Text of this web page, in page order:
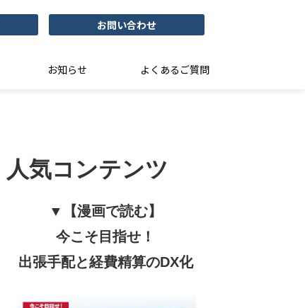
お問い合わせ
お知らせ よくあるご質問
人気コンテンツ
▼【漫画で読む】
今こそ目指せ！
出張手配と経費精算のDX化